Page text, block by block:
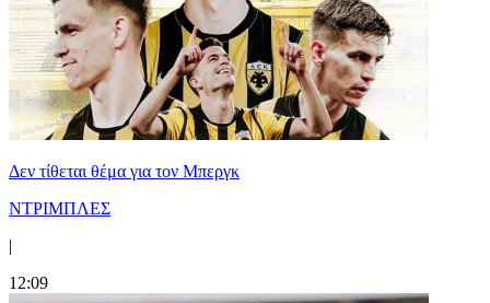
Δεν τίθεται θέμα για τον Μπεργκ
ΝΤΡΙΜΠΛΕΣ
|
12:09